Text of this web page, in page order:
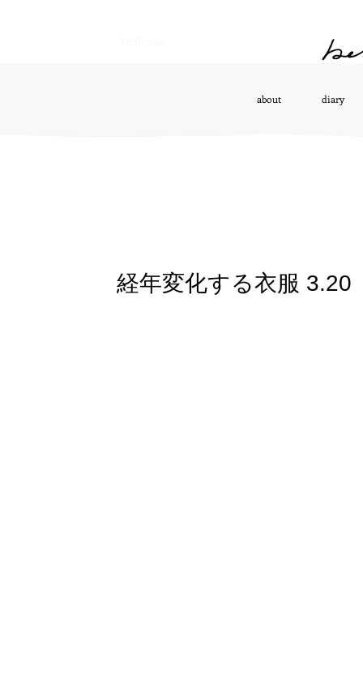
about diary
経年変化する衣服 3.20